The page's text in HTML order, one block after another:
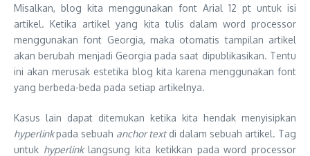
Misalkan, blog kita menggunakan font Arial 12 pt untuk isi
artikel. Ketika artikel yang kita tulis dalam word processor
menggunakan font Georgia, maka otomatis tampilan artikel
akan berubah menjadi Georgia pada saat dipublikasikan. Tentu
ini akan merusak estetika blog kita karena menggunakan font
yang berbeda-beda pada setiap artikelnya.
Kasus lain dapat ditemukan ketika kita hendak menyisipkan
hyperlinkpada sebuah anchor textdi dalam sebuah artikel. Tag
untuk hyperlinklangsung kita ketikkan pada word processor